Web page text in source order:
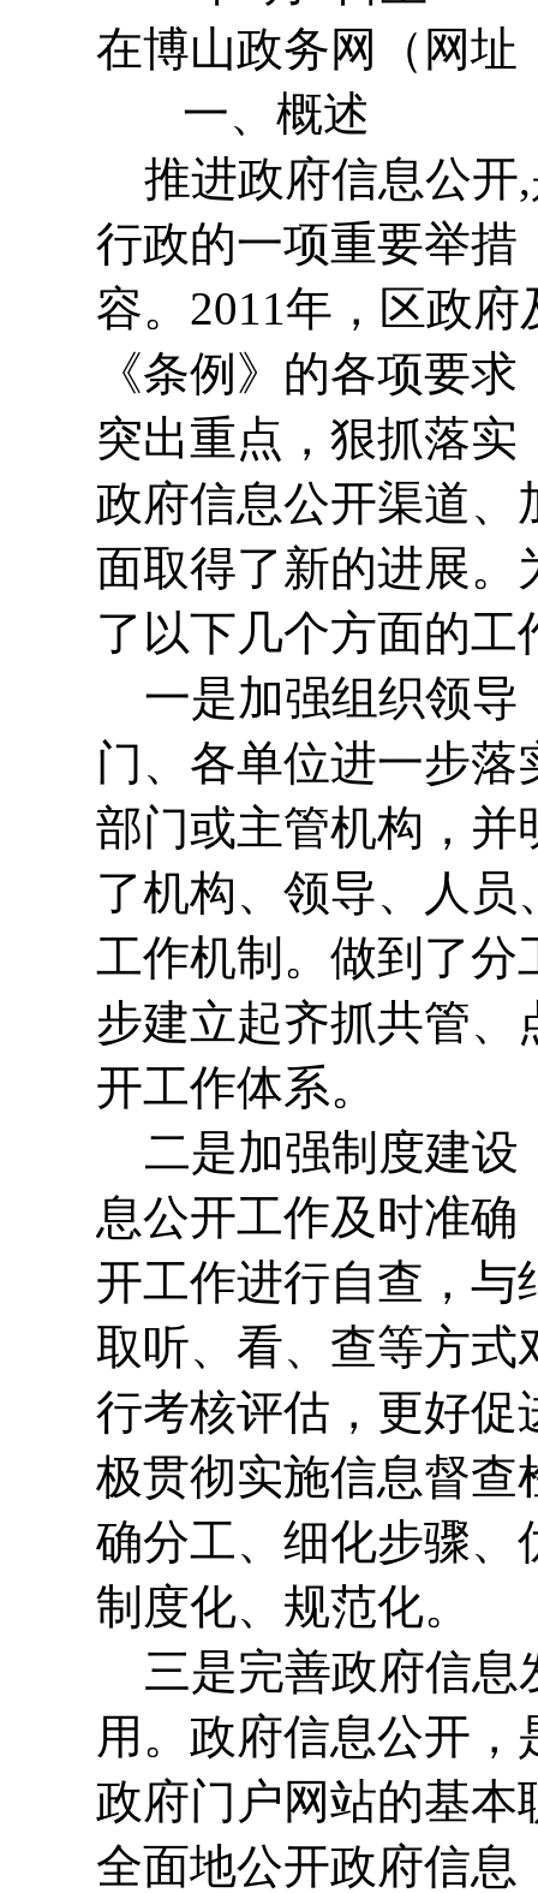
在博山政务网（网址
一、概述
推进政府信息公开,
行政的一项重要举措
容。2011年，区政
《条例》的各项要
突出重点，狠抓落
政府信息公开渠道、
面取得了新的进展。
了以下几个方面的工
一是加强组织领导
门、各单位进一步
部门或主管机构，并
了机构、领导、人员
工作机制。做到了分
步建立起齐抓共管、
开工作体系。
二是加强制度建设
息公开工作及时准
开工作进行自查，与
取听、看、查等方式
行考核评估，更好促
极贯彻实施信息督查
确分工、细化步骤、
制度化、规范化。
三是完善政府信息
用。政府信息公开
政府门户网站的基本
全面地公开政府信息